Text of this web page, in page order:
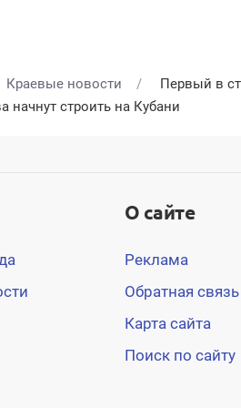
Краевые новости
Первый в
начнут строить на Кубани
О сайте
Реклама
Обратная связь
Карта сайта
Поиск по сайту